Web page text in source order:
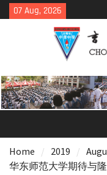
Skip
to
07 Aug, 2026
Home 2019
华东师范大学期待与